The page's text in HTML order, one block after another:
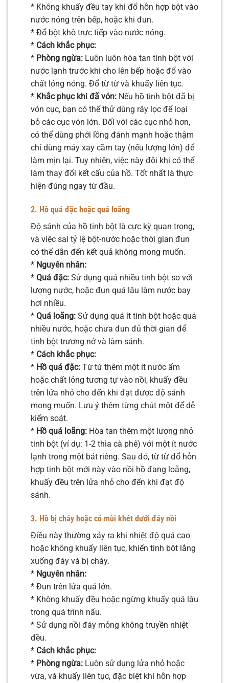
* Không khuấy đều tay khi đổ hỗn hợp bột vào
nước nóng trên bếp, hoặc khi đun.
* Đổ bột khô trực tiếp vào nước nóng.
* Cách khắc phục:
* Phòng ngừa: Luôn luôn hòa tan tinh bột với
nước lạnh trước khi cho lên bếp hoặc đổ vào
chất lỏng nóng. Đổ từ từ và khuấy liên tục.
* Khắc phục khi đã vón: Nếu hồ tinh bột đã bị
vón cục, bạn có thể thử dùng rây lọc để loại
bỏ các cục vón lớn. Đối với các cục nhỏ hơn,
có thể dùng phới lồng đánh mạnh hoặc thậm
chí dùng máy xay cầm tay (nếu lượng lớn) để
làm mịn lại. Tuy nhiên, việc này đôi khi có thể
làm thay đổi kết cấu của hồ. Tốt nhất là thực
hiện đúng ngay từ đầu.
2. Hồ quá đặc hoặc quá loãng
Độ sánh của hồ tinh bột là cực kỳ quan trọng,
và việc sai tỷ lệ bột-nước hoặc thời gian đun
có thể dẫn đến kết quả không mong muốn.
* Nguyên nhân:
* Quá đặc: Sử dụng quá nhiều tinh bột so với
lượng nước, hoặc đun quá lâu làm nước bay
hơi nhiều.
* Quá loãng: Sử dụng quá ít tinh bột hoặc quá
nhiều nước, hoặc chưa đun đủ thời gian để
tinh bột trương nở và làm sánh.
* Cách khắc phục:
* Hồ quá đặc: Từ từ thêm một ít nước ấm
hoặc chất lỏng tương tự vào nồi, khuấy đều
trên lửa nhỏ cho đến khi đạt được độ sánh
mong muốn. Lưu ý thêm từng chút một để dễ
kiểm soát.
* Hồ quá loãng: Hòa tan thêm một lượng nhỏ
tinh bột (ví dụ: 1-2 thìa cà phê) với một ít nước
lạnh trong một bát riêng. Sau đó, từ từ đổ hỗn
hợp tinh bột mới này vào nồi hồ đang loãng,
khuấy đều trên lửa nhỏ cho đến khi đạt độ
sánh.
3. Hồ bị cháy hoặc có mùi khét dưới đáy nồi
Điều này thường xảy ra khi nhiệt độ quá cao
hoặc không khuấy liên tục, khiến tinh bột lắng
xuống đáy và bị cháy.
* Nguyên nhân:
* Đun trên lửa quá lớn.
* Không khuấy đều hoặc ngừng khuấy quá lâu
trong quá trình nấu.
* Sử dụng nồi đáy mỏng không truyền nhiệt
đều.
* Cách khắc phục:
* Phòng ngừa: Luôn sử dụng lửa nhỏ hoặc
vừa, và khuấy liên tục, đặc biệt khi hỗn hợp